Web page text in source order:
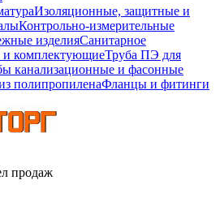
Изоляционные, защитные и
Контрольно-измерительные
изделияСанитарное
и комплектующиеТруба ПЭ для
канализационные и фасонные
полипропиленаФланцы и фитинги
продаж